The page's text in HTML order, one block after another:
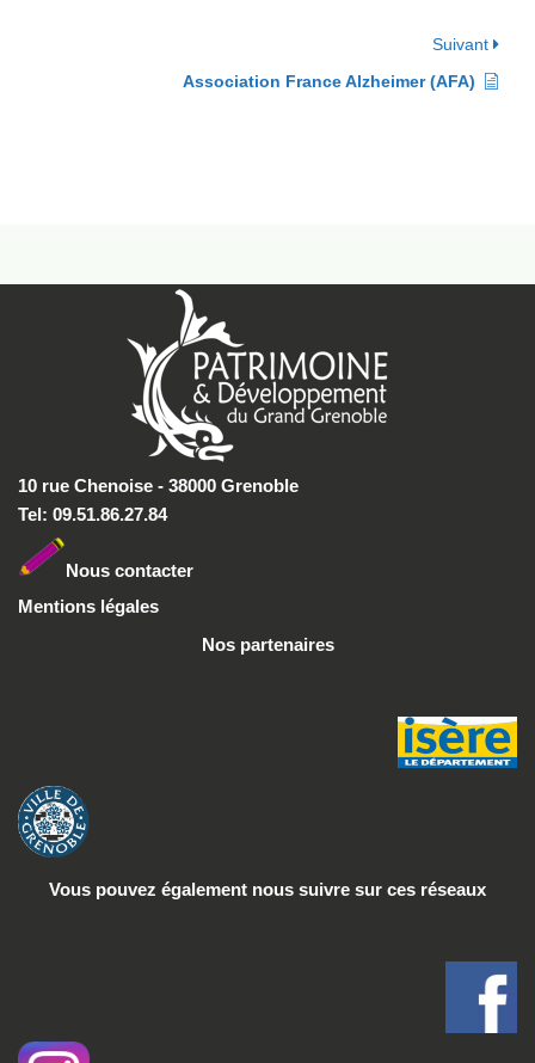
Suivant
Association France Alzheimer (AFA)
10 rue Chenoise - 38000 Grenoble
Tel: 09.51.86.27.84
Nous contacter
Mentions légales
Nos partenaires
Vous pouvez également nous suivre sur ces réseaux